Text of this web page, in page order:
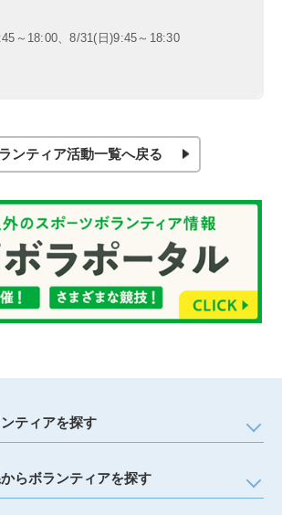
～18:00、8/31(日)9:45～18:30
ンティア活動一覧へ戻る
ティアを探す
らボランティアを探す